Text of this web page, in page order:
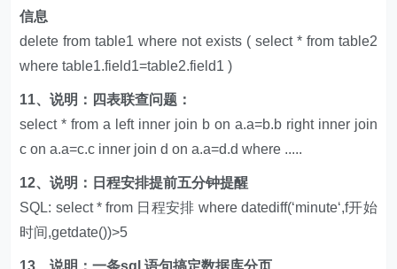
信息
delete from table1 where not exists ( select * from table2
where table1.field1=table2.field1 )
11、说明：四表联查问题：
select * from a left inner join b on a.a=b.b right inner join
c on a.a=c.c inner join d on a.a=d.d where .....
12、说明：日程安排提前五分钟提醒
SQL: select * from 日程安排 where datediff(‘minute‘,f开始
时间,getdate())>5
13、说明：一条sql 语句搞定数据库分页